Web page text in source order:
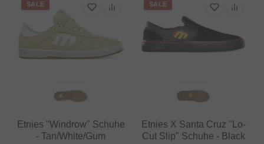
SALE
Etnies "Windrow" Schuhe
- Tan/White/Gum
SALE
Etnies X Santa Cruz "Lo-
Cut Slip" Schuhe - Black